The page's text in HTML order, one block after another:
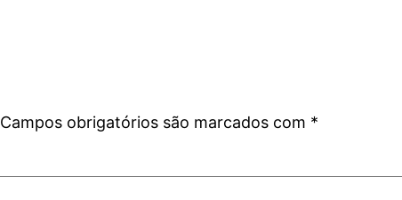
Campos obrigatórios são marcados com *